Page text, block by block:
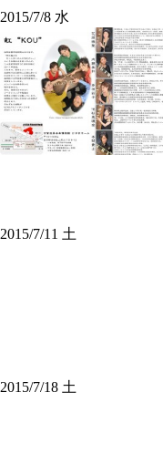
2015/7/8 水
2015/7/11 土
2015/7/18 土